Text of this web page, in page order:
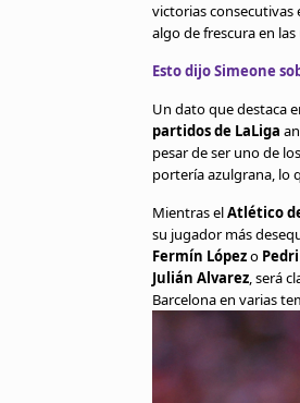
Administrar notificaciones
Contáctanos
victorias consecutivas
algo de frescura en
Esto dijo Simeone
Un dato que destaca
partidos de LaLiga
pesar de ser uno de
portería azulgrana, lo
Mientras elAtlético
su jugador más
Fermín Lópezo Pedri
Julián Alvarez, será
Barcelona en varias